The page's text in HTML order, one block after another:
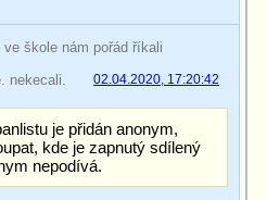
ve škole nám pořád říkali
nekecali.
02.04.2020, 17:20:42
je přidán anonym,
kde je zapnutý sdílený
nepodívá.